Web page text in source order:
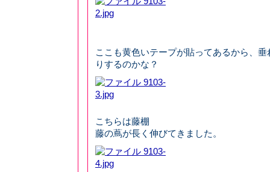
ここも黄色いテープが貼ってあるから、
りするのかな？
こちらは藤棚
藤の蔦が長く伸びてきました。